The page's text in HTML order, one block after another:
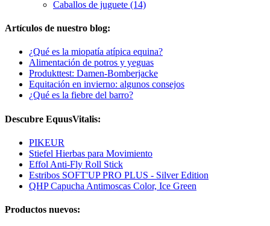
Caballos de juguete (14)
Artículos de nuestro blog:
¿Qué es la miopatía atípica equina?
Alimentación de potros y yeguas
Produkttest: Damen-Bomberjacke
Equitación en invierno: algunos consejos
¿Qué es la fiebre del barro?
Descubre EquusVitalis:
PIKEUR
Stiefel Hierbas para Movimiento
Effol Anti-Fly Roll Stick
Estribos SOFT'UP PRO PLUS - Silver Edition
QHP Capucha Antimoscas Color, Ice Green
Productos nuevos: